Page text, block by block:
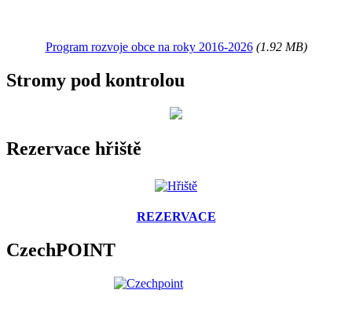
Program rozvoje obce na roky 2016-2026(1.92 MB)
Stromy pod kontrolou
Rezervace hřiště
REZERVACE
CzechPOINT